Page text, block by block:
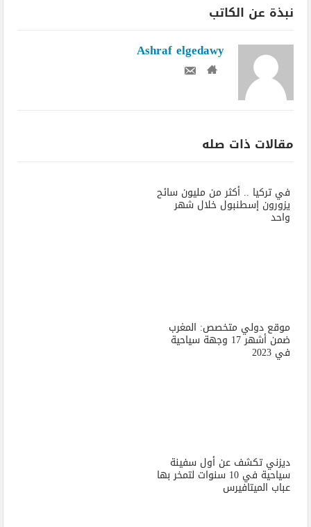
نبذة عن الكاتب
Ashraf elgedawy
مقالات ذات صله
في تركيا .. أكثر من مليون سائح
يزورون إسطنبول خلال شهر
واحد
موقع دولي متخصص: المغرب
ضمن أشهر 17 وجهة سياحية
في 2023
ديزني تكشف عن أول سفينة
سياحية في 10 سنوات لتمخر بها
عباب الميتافيرس